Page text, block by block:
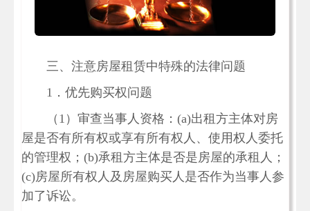
三、注意房屋租赁中特殊的法律问题
1．优先购买权问题
（1）审查当事人资格：(a)出租方主体对房
屋是否有所有权或享有所有权人、使用权人委托
的管理权；(b)承租方主体是否是房屋的承租人；
(c)房屋所有权人及房屋购买人是否作为当事人参
加了诉讼。